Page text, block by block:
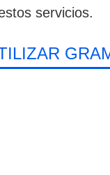
servicios.